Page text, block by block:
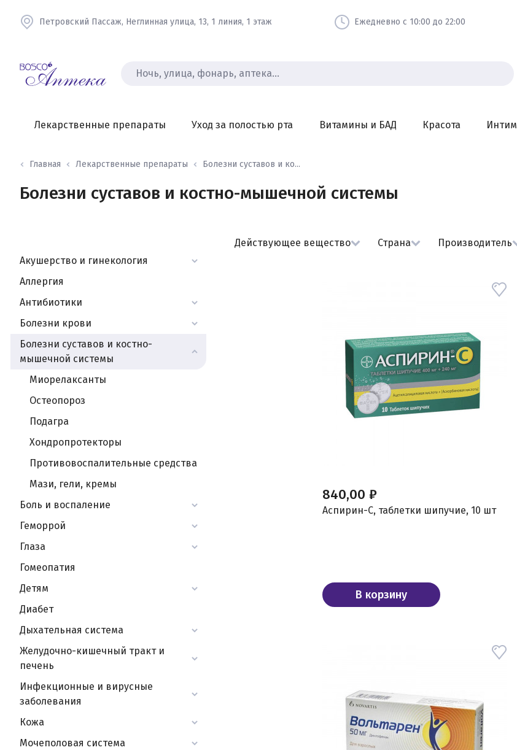
Петровский Пассаж, Неглинная улица, 13, 1 линия, 1 этаж Ежедневно с 10:00 до 22:00
Лекарственные препараты Уход за полостью рта Витамины и БАД Красота Интим
Главная Лекарственные препараты Болезни суставов и ко...
Болезни суставов и костно-мышечной системы
Акушерство и гинекология
Аллергия
Антибиотики
Болезни крови
Болезни суставов и костно-
мышечной системы
Миорелаксанты
Остеопороз
Подагра
Хондропротекторы
Противовоспалительные средства
Мази, гели, кремы
Боль и воспаление
Геморрой
Глаза
Гомеопатия
Детям
Диабет
Дыхательная система
Желудочно-кишечный тракт и
печень
Инфекционные и вирусные
заболевания
Кожа
Мочеполовая система
Действующее вещество Страна Производитель
840,00 ₽
Аспирин-С, таблетки шипучие, 10 шт
В корзину